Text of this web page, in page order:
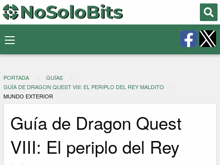
PORTADA
GUÍAS
GUÍA DE DRAGON QUEST VIII: EL PERIPLO DEL REY MALDITO
MUNDO EXTERIOR
Guía de Dragon Quest
VIII: El periplo del Rey